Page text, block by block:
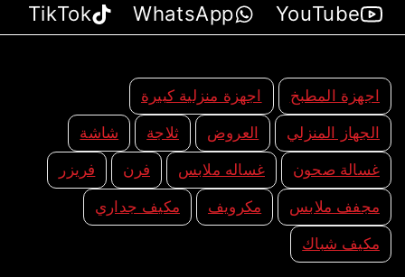
YouTube
WhatsApp
TikTok
اجهزة المطبخ اجهزة منزلية كبيرة
الجهاز المنزلي العروض ثلاجة شاشة
غسالة صحون غساله ملابس فرن فريزر
مجفف ملابس مكرويف مكيف جداري
مكيف شباك